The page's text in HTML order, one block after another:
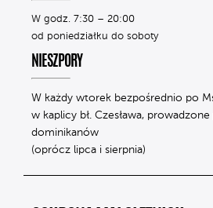
W godz. 7:30 – 20:00
od poniedziałku do soboty
NIESZPORY
W każdy wtorek bezpośrednio po
w kaplicy bł. Czesława,
dominikanów
(oprócz lipca i sierpnia)